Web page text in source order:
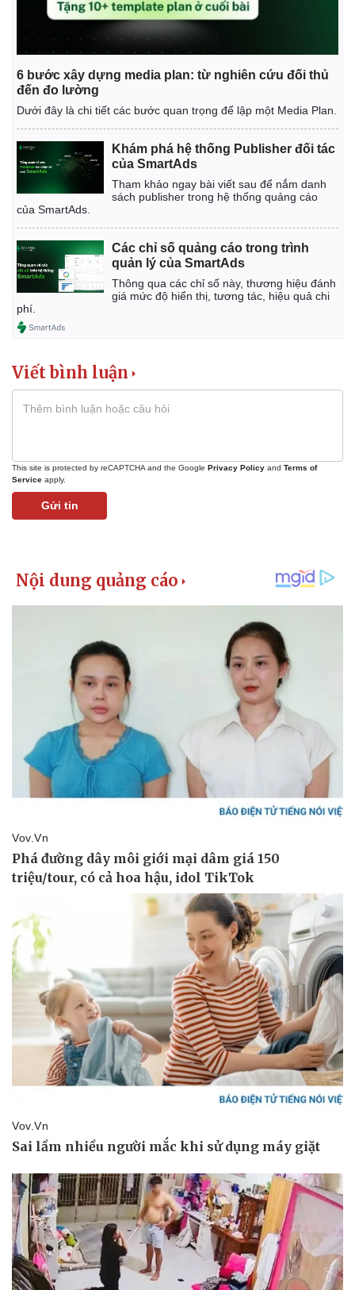
Kinh tế
Khởi nghiệp
Thị trường
Giá vàng
Tiêu dùng
Tỷ giá
Giá cà phê
6 bước xây dựng media plan: từ nghiên cứu đối thủ
đến đo lường
Dưới đây là chi tiết các bước quan trọng để lập một Media Plan.
Khám phá hệ thống Publisher đối tác
của SmartAds
Tham khảo ngay bài viết sau để nắm danh
sách publisher trong hệ thống quảng cáo
của SmartAds.
Các chỉ số quảng cáo trong trình
quản lý của SmartAds
Thông qua các chỉ số này, thương hiệu đánh
giá mức độ hiển thị, tương tác, hiệu quả chi
phí.
Viết bình luận
This site is protected by reCAPTCHA and the Google Privacy Policy and Terms of
Service apply.
Gửi tin